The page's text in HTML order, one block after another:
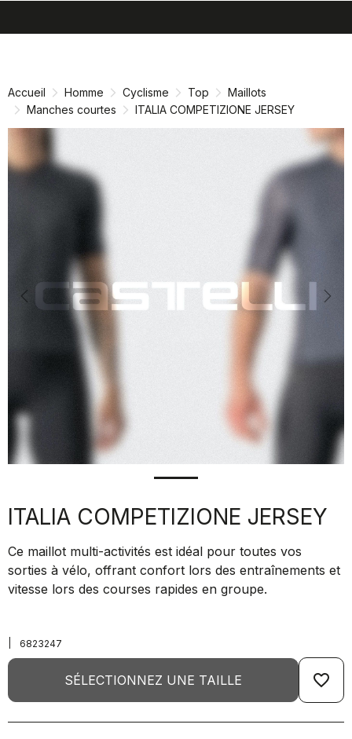
directement
navigation
directement
Accueil Homme Cyclisme Top
Maillots
Manches courtes
ITALIA COMPETIZIONE JERSEY
Previous
ITALIA COMPETIZIONE JERSEY
Ce maillot multi-activités est idéal pour toutes vos
sorties à vélo, offrant confort lors des entraînements et
vitesse lors des courses rapides en groupe.
6823247
SÉLECTIONNEZ UNE TAILLE favorite_border